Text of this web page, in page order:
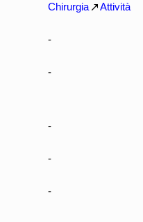
Chirurgia Attività
-
-
-
-
-